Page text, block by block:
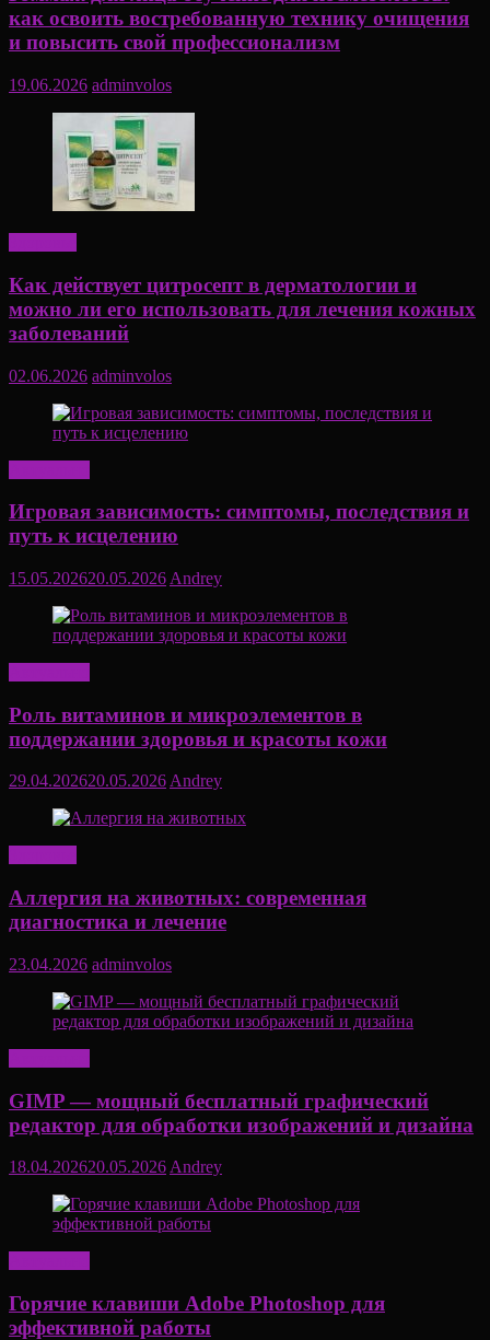
как освоить востребованную технику очищения
и повысить свой профессионализм
19.06.2026 adminvolos
Как действует цитросепт в дерматологии и
можно ли его использовать для лечения кожных
заболеваний
02.06.2026 adminvolos
Игровая зависимость: симптомы, последствия и
путь к исцелению
15.05.202620.05.2026 Andrey
Роль витаминов и микроэлементов в
поддержании здоровья и красоты кожи
29.04.202620.05.2026Andrey
Аллергия на животных: современная
диагностика и лечение
23.04.2026 adminvolos
GIMP — мощный бесплатный графический
редактор для обработки изображений и дизайна
18.04.202620.05.2026 Andrey
Горячие клавиши Adobe Photoshop для
эффективной работы